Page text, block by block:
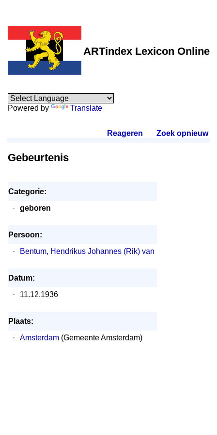
ARTindex Lexicon Online
Powered by Translate
Reageren Zoek opnieuw.
Gebeurtenis
Categorie:
·
geboren
Persoon:
·
Bentum, Hendrikus Johannes (Rik) van
Datum:
·
11.12.1936
Plaats:
·
Amsterdam(Gemeente Amsterdam)